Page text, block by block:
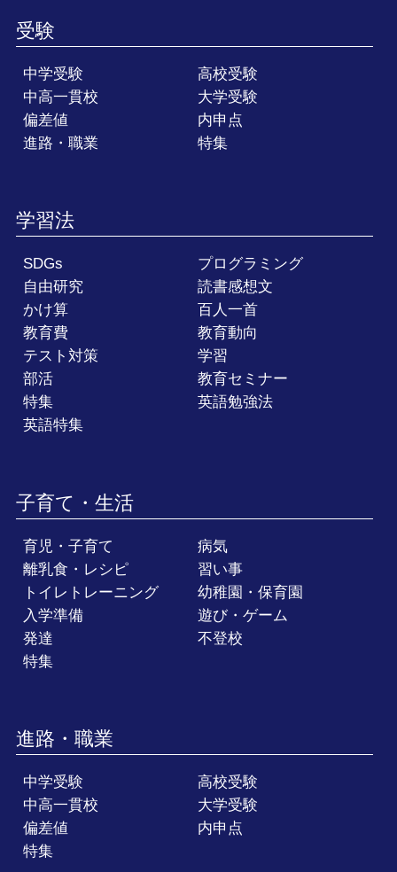
受験
中学受験
高校受験
中高一貫校
大学受験
偏差値
内申点
進路・職業
特集
学習法
SDGs
プログラミング
自由研究
読書感想文
かけ算
百人一首
教育費
教育動向
テスト対策
学習
部活
教育セミナー
特集
英語勉強法
英語特集
子育て・生活
育児・子育て
病気
離乳食・レシピ
習い事
トイレトレーニング
幼稚園・保育園
入学準備
遊び・ゲーム
発達
不登校
特集
進路・職業
中学受験
高校受験
中高一貫校
大学受験
偏差値
内申点
特集